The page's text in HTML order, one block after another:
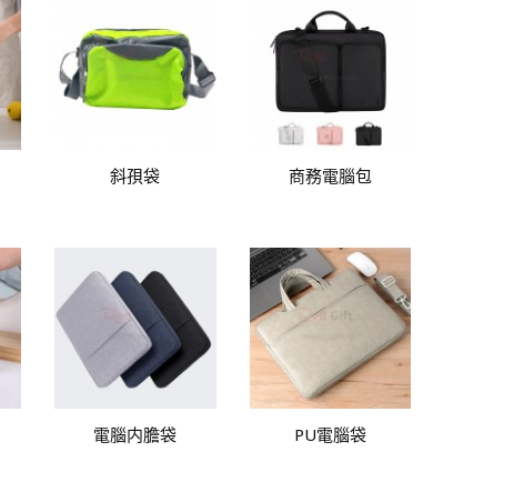
斜孭袋 商務電腦包
電腦内膽袋 PU電腦袋